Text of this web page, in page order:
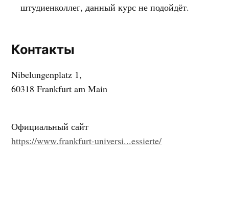
штудиенколлег, данный курс не подойдёт.
Контакты
Nibelungenplatz 1,
60318 Frankfurt am Main
Официальный сайт
https://www.frankfurt-universi...essierte/